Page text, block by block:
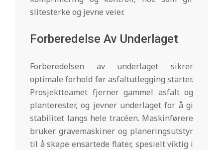
slitesterke og jevne veier.
Forberedelse Av Underlaget
Forberedelsen av underlaget sikrer
optimale forhold før asfaltutlegging starter.
Prosjektteamet fjerner gammel asfalt og
planterester, og jevner underlaget for å gi
stabilitet langs hele tracéen. Maskinførere
bruker gravemaskiner og planeringsutstyr
til å skape ensartede flater, spesielt viktig i